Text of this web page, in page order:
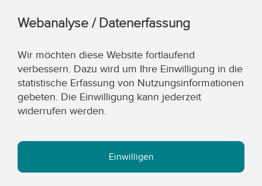
Webanalyse / Datenerfassung
Wir möchten diese Website fortlaufend
verbessern. Dazu wird um Ihre Einwilligung in die
statistische Erfassung von Nutzungsinformationen
gebeten. Die Einwilligung kann jederzeit
widerrufen werden.
Einwilligen